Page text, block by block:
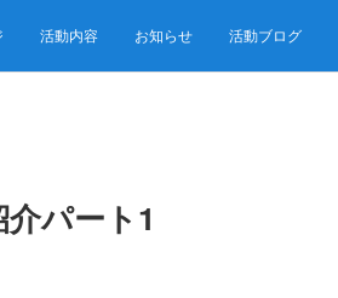
活動内容 お知らせ 活動ブログ
パート1